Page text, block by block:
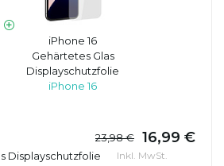
iPhone 16
Gehärtetes Glas
Displayschutzfolie
iPhone 16
23,98 € 16,99 €
Displayschutzfolie Inkl. MwSt.